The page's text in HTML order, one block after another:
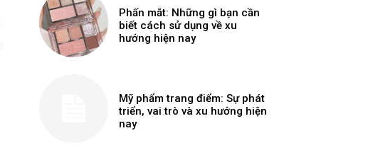
Phấn mắt: Những gì bạn cần
biết cách sử dụng về xu
hướng hiện nay
Mỹ phẩm trang điểm: Sự phát
triển, vai trò và xu hướng hiện
nay